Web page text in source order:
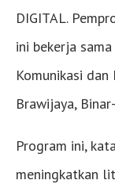
DIGITAL.
ini bekerja
Komunikasi
Brawijaya,
Program ini,
meningkatkan